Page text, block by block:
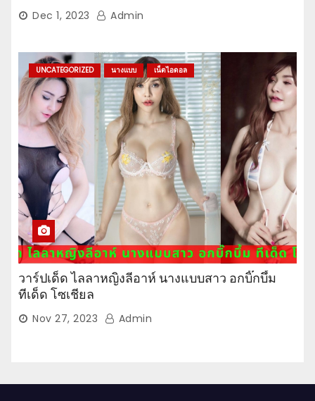
Dec 1, 2023 Admin
UNCATEGORIZED นางแบบ เน็ตไอดอล
วาร์ปเด็ด ไลลาหญิงลีอาห์ นางแบบสาว อกบิ๊กบึ้ม
ทีเด็ด โซเชียล
Nov 27, 2023 Admin